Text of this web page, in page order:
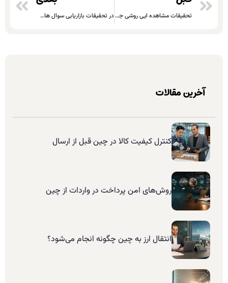
تحقیقات مشاهده ایی روشی جالب توجه در تحقیقات بازاریابی در تحقیقات بازاریابی سوال های مرتبط با قیمت را چگونه لحاظ کنیم؟
آخرین مقالات
کنترل کیفیت کالا در چین قبل از ارسال
روش‌های امن پرداخت در واردات از چین
انتقال ارز به چین چگونه انجام می‌شود؟